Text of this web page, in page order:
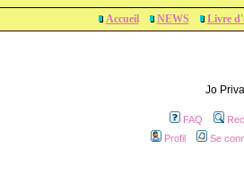
Accueil NEWS Livre
Jo
FAQ
Profil
Se